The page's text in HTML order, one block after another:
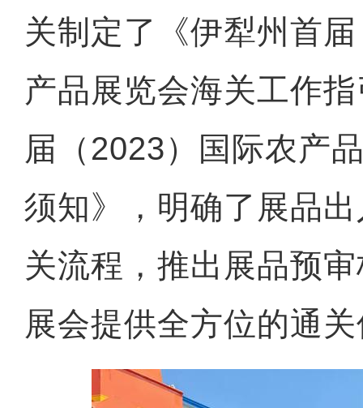
关制定了《伊犁州首
产品展览会海关工作
届（2023）国际农产
须知》，明确了展品
关流程，推出展品预
展会提供全方位的通